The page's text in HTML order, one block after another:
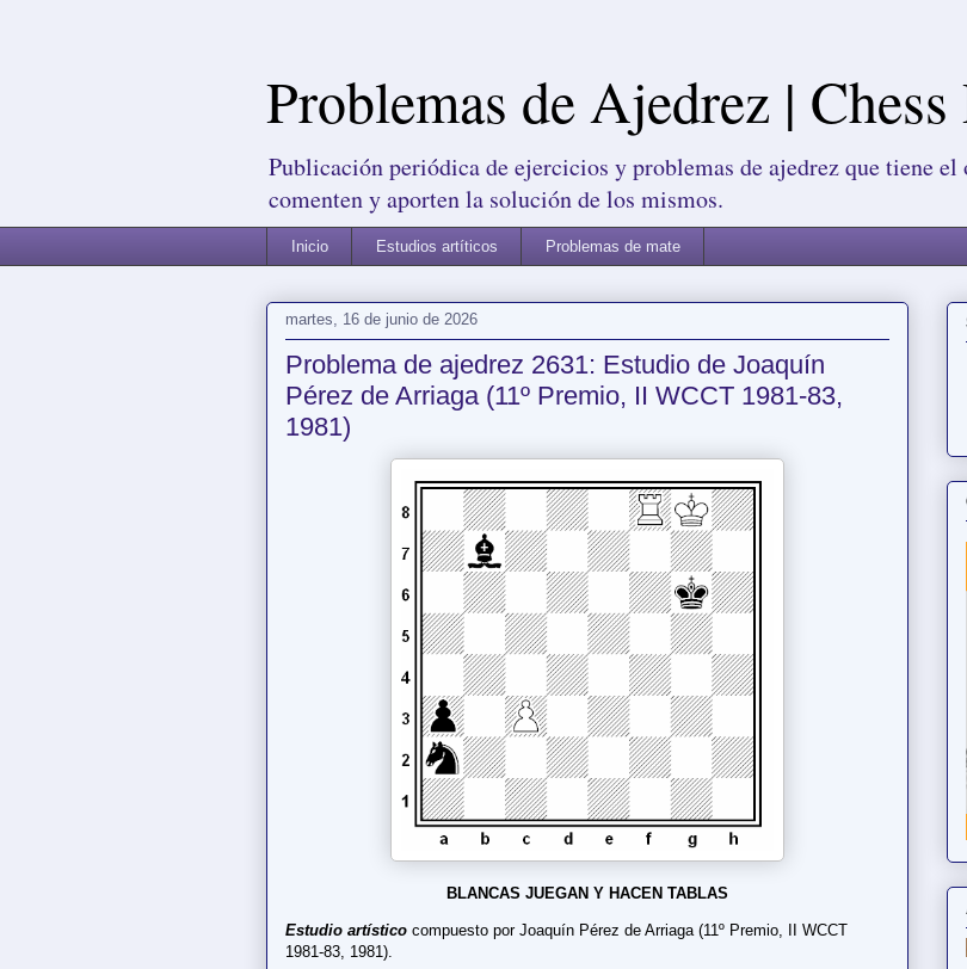
Problemas de Ajedrez |
Publicación periódica de ejercicios y problemas de ajedrez que tiene
comenten y aporten la solución de los mismos.
Inicio Estudios artíticos Problemas de mate
martes, 16 de junio de 2026
Problema de ajedrez 2631: Estudio de Joaquín
Pérez de Arriaga (11º Premio, II WCCT 1981-83,
1981)
BLANCAS JUEGAN Y HACEN TABLAS
Estudio artístico compuesto por Joaquín Pérez de Arriaga (11º Premio, II WCCT
1981-83, 1981).